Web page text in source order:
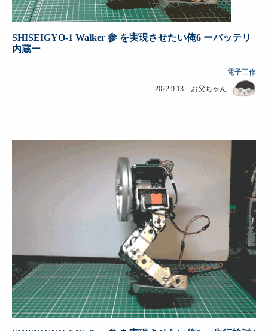
SHISEIGYO-1 Walker 参 を実現させたい俺6 ーバッテリ
内蔵ー
電子工作
2022.9.13 お父ちゃん